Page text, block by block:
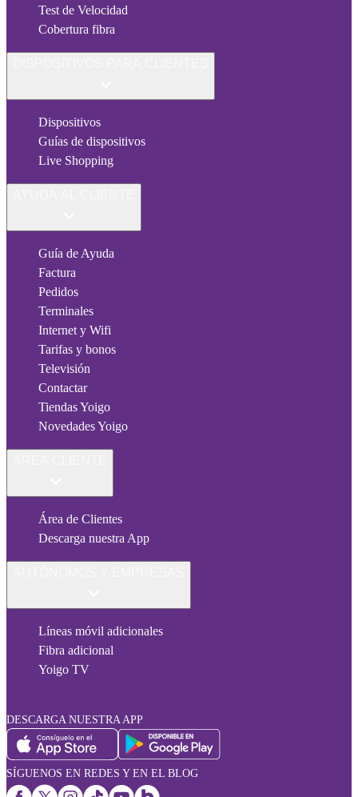
Test de Velocidad
Cobertura fibra
Dispositivos
Guías de dispositivos
Live Shopping
Guía de Ayuda
Factura
Pedidos
Terminales
Internet y Wifi
Tarifas y bonos
Televisión
Contactar
Tiendas Yoigo
Novedades Yoigo
Área de Clientes
Descarga nuestra App
Líneas móvil adicionales
Fibra adicional
Yoigo TV
DESCARGA NUESTRA APP
SÍGUENOS EN REDES Y EN EL BLOG